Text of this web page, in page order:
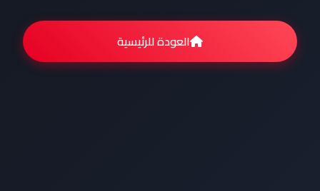
العودة للرئيسية